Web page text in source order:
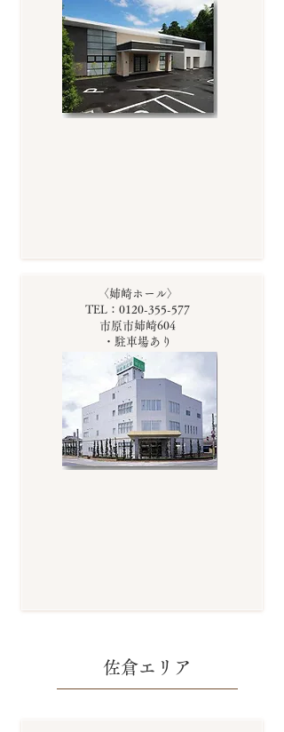
〈姉崎ホール〉
TEL：0120-355-577
市原市姉崎604
・駐車場あり
佐倉エリア